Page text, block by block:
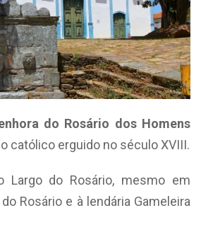
do Rosário dos Homens
católico erguido no século XVIII.
Largo do Rosário, mesmo em
Rosário e à lendária Gameleira